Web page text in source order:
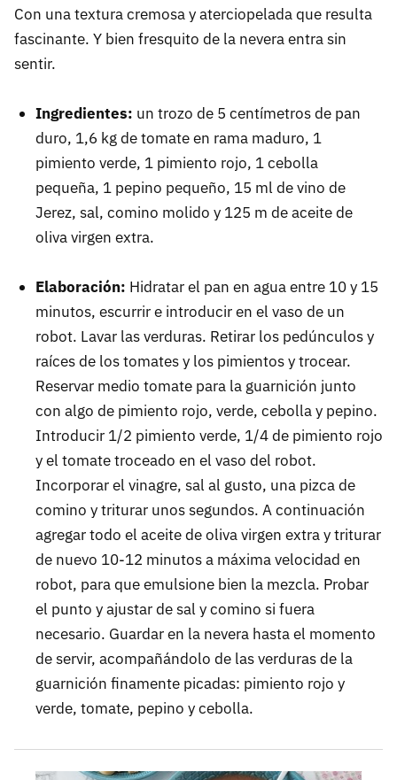
Con una textura cremosa y aterciopelada que resulta
fascinante. Y bien fresquito de la nevera entra sin
sentir.
Ingredientes: un trozo de 5 centímetros de pan
duro, 1,6 kg de tomate en rama maduro, 1
pimiento verde, 1 pimiento rojo, 1 cebolla
pequeña, 1 pepino pequeño, 15 ml de vino de
Jerez, sal, comino molido y 125 m de aceite de
oliva virgen extra.
Elaboración: Hidratar el pan en agua entre 10 y 15
minutos, escurrir e introducir en el vaso de un
robot. Lavar las verduras. Retirar los pedúnculos y
raíces de los tomates y los pimientos y trocear.
Reservar medio tomate para la guarnición junto
con algo de pimiento rojo, verde, cebolla y pepino.
Introducir 1/2 pimiento verde, 1/4 de pimiento rojo
y el tomate troceado en el vaso del robot.
Incorporar el vinagre, sal al gusto, una pizca de
comino y triturar unos segundos. A continuación
agregar todo el aceite de oliva virgen extra y triturar
de nuevo 10-12 minutos a máxima velocidad en
robot, para que emulsione bien la mezcla. Probar
el punto y ajustar de sal y comino si fuera
necesario. Guardar en la nevera hasta el momento
de servir, acompañándolo de las verduras de la
guarnición finamente picadas: pimiento rojo y
verde, tomate, pepino y cebolla.